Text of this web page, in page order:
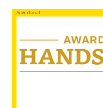
Advertorial